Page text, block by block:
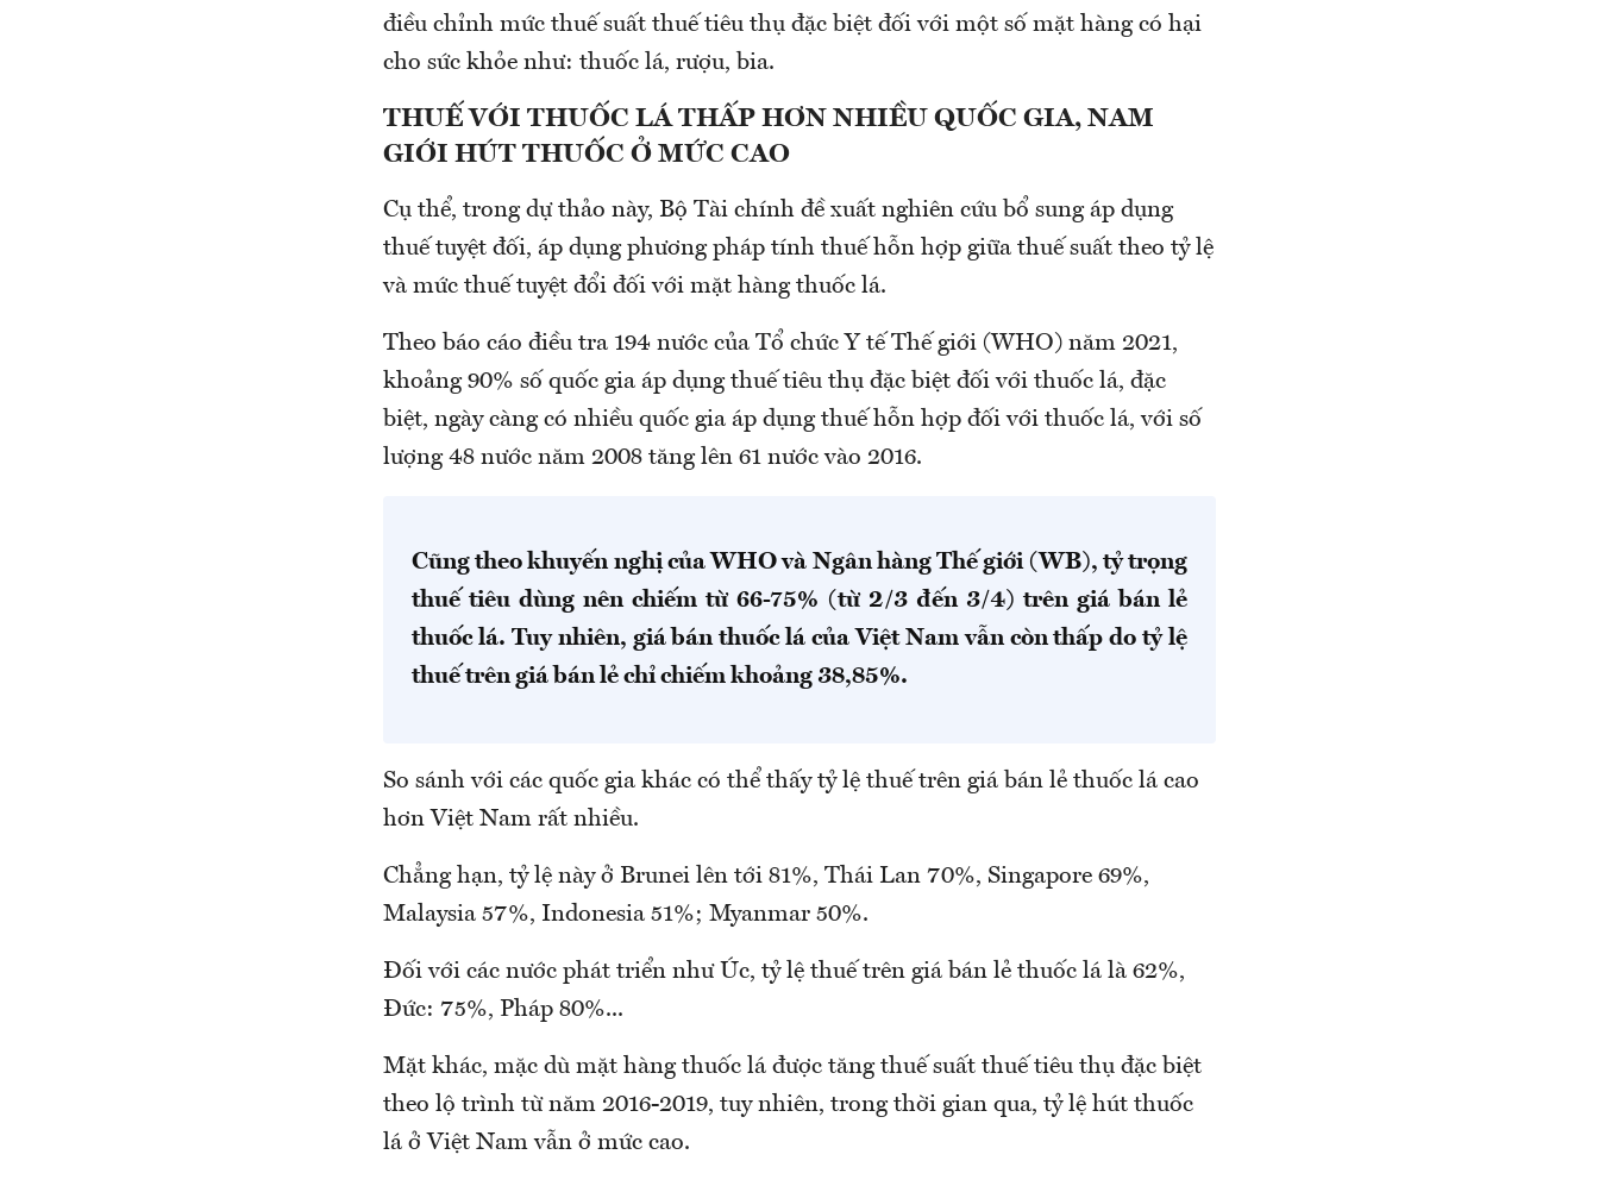
điều chỉnh mức thuế suất thuế tiêu thụ đặc biệt đối với một số mặt hàng có hại
cho sức khỏe như: thuốc lá, rượu, bia.
THUẾ VỚI THUỐC LÁ THẤP HƠN NHIỀU QUỐC GIA, NAM
GIỚI HÚT THUỐC Ở MỨC CAO
Cụ thể, trong dự thảo này, Bộ Tài chính đề xuất nghiên cứu bổ sung áp dụng
thuế tuyệt đối, áp dụng phương pháp tính thuế hỗn hợp giữa thuế suất theo tỷ lệ
và mức thuế tuyệt đổi đối với mặt hàng thuốc lá.
Theo báo cáo điều tra 194 nước của Tổ chức Y tế Thế giới (WHO) năm 2021,
khoảng 90% số quốc gia áp dụng thuế tiêu thụ đặc biệt đối với thuốc lá, đặc
biệt, ngày càng có nhiều quốc gia áp dụng thuế hỗn hợp đối với thuốc lá, với số
lượng 48 nước năm 2008 tăng lên 61 nước vào 2016.
Cũng theo khuyến nghị của WHO và Ngân hàng Thế giới (WB), tỷ trọng
thuế tiêu dùng nên chiếm từ 66-75% (từ 2/3 đến 3/4) trên giá bán lẻ
thuốc lá. Tuy nhiên, giá bán thuốc lá của Việt Nam vẫn còn thấp do tỷ lệ
thuế trên giá bán lẻ chỉ chiếm khoảng 38,85%.
So sánh với các quốc gia khác có thể thấy tỷ lệ thuế trên giá bán lẻ thuốc lá cao
hơn Việt Nam rất nhiều.
Chẳng hạn, tỷ lệ này ở Brunei lên tới 81%, Thái Lan 70%, Singapore 69%,
Malaysia 57%, Indonesia 51%; Myanmar 50%.
Đối với các nước phát triển như Úc, tỷ lệ thuế trên giá bán lẻ thuốc lá là 62%,
Đức: 75%, Pháp 80%...
Mặt khác, mặc dù mặt hàng thuốc lá được tăng thuế suất thuế tiêu thụ đặc biệt
theo lộ trình từ năm 2016-2019, tuy nhiên, trong thời gian qua, tỷ lệ hút thuốc
lá ở Việt Nam vẫn ở mức cao.